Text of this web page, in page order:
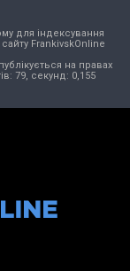
для індексування
сайту FrankivskOnline
на правах
79, секунд: 0,155